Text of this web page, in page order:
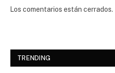
Los comentarios están cerrados.
TRENDING